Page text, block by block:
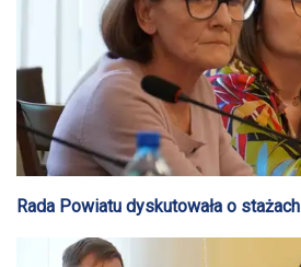
Rada Powiatu dyskutowała o stażach